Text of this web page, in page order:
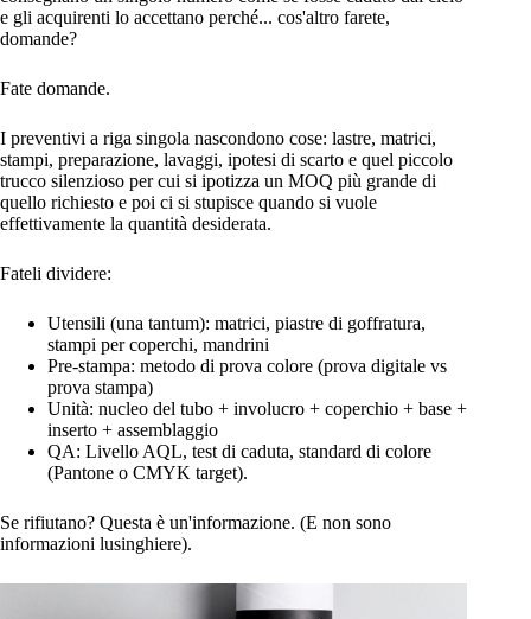
e gli acquirenti lo accettano perché... cos'altro farete,
domande?
Fate domande.
I preventivi a riga singola nascondono cose: lastre, matrici,
stampi, preparazione, lavaggi, ipotesi di scarto e quel piccolo
trucco silenzioso per cui si ipotizza un MOQ più grande di
quello richiesto e poi ci si stupisce quando si vuole
effettivamente la quantità desiderata.
Fateli dividere:
Utensili (una tantum): matrici, piastre di goffratura,
stampi per coperchi, mandrini
Pre-stampa: metodo di prova colore (prova digitale vs
prova stampa)
Unità: nucleo del tubo + involucro + coperchio + base +
inserto + assemblaggio
QA: Livello AQL, test di caduta, standard di colore
(Pantone o CMYK target).
Se rifiutano? Questa è un'informazione. (E non sono
informazioni lusinghiere).